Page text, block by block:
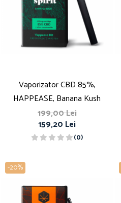
Vaporizator CBD 85%,
HAPPEASE, Banana Kush
199,00 Lei
159,20 Lei
(0)
-20%